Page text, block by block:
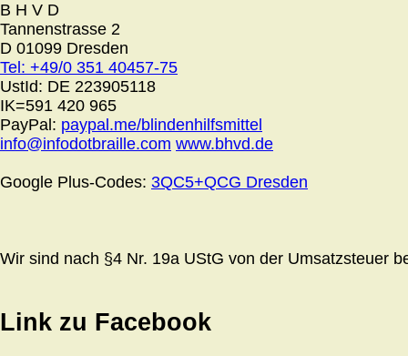
B H V D
Tannenstrasse 2
D 01099 Dresden
Tel: +49/0 351 40457-75
UstId: DE 223905118
IK=591 420 965
PayPal: paypal.me/blindenhilfsmittel
info@infodotbraille.com www.bhvd.de
Google Plus-Codes: 3QC5+QCG Dresden
Wir sind nach §4 Nr. 19a UStG von der Umsatzsteuer
Link zu Facebook